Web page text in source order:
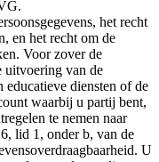
het recht
en het recht om de
Voor zover de
van de
diensten of de
waarbij u partij bent,
te nemen naar
lid 1, onder b, van de
U